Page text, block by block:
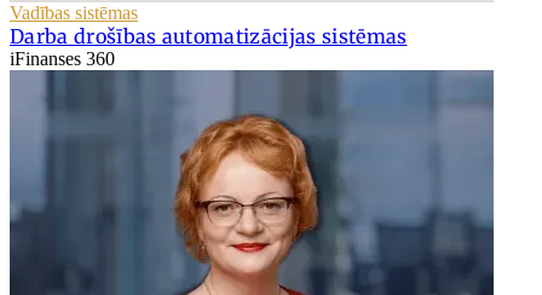
Vadības sistēmas
Darba drošības automatizācijas sistēmas
iFinanses 360